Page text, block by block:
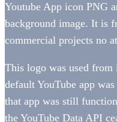
Youtube App icon PNG
background image. It is
commercial projects no
This logo was used
default YouTube app
that app was still
the YouTube Data API